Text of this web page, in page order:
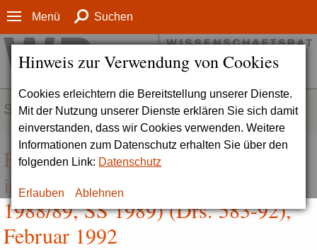
Hinweis zur Verwendung von Cookies
Cookies erleichtern die Bereitstellung unserer Dienste.
Mit der Nutzung unserer Dienste erklären Sie sich damit
einverstanden, dass wir Cookies verwenden. Weitere
Informationen zum Datenschutz erhalten Sie über den
folgenden Link: Datenschutz
Erlauben Ablehnen
Menü Suchen
SERVICE
Fachstudiendauer an Universitäten
im Prüfungsjahr 1989 (WS
1988/89, SS 1989) (Drs. 583-92),
Februar 1992